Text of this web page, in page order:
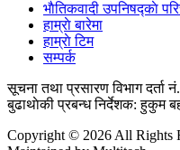
भाैतिकवादी उपनिषद्काे
हाम्राे बारेमा
हाम्राे टिम
सम्पर्क
सूचना तथा प्रसारण विभाग
बुढाथाेकी प्रबन्ध निर्देशक: हुकुम
Copyright © 2026 All Rights